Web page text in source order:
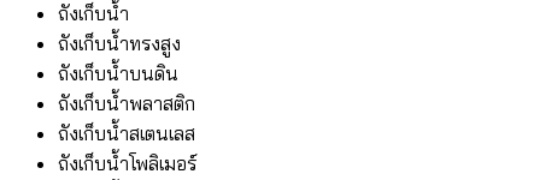
ถังเก็บน้ำ
ถังเก็บน้ำทรงสูง
ถังเก็บน้ำบนดิน
ถังเก็บน้ำพลาสติก
ถังเก็บน้ำสเตนเลส
ถังเก็บน้ำโพลิเมอร์